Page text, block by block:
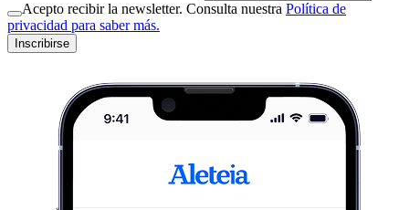
Acepto recibir la newsletter. Consulta nuestra Política de
privacidad para saber más.
Inscribirse